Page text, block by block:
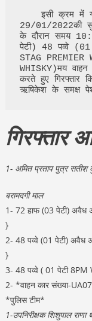
    इसी क्रम में गठित पुलिस टीम द्वारा दिनांक
29/01/2022की
के दौरान समय
पेटी) 48 पव्वे
STAG
WHISKY)मय
करते हुए गिरफ्तार
ऋषिकेश के समक्ष
गिरफ्तार
1- अमित प्रताप पुत्र सतीश
बरामदगी माल
1- 72 हाफ (03 पेटी) अवैध
}
2- 48 पव्वे (01 पेटी) अवैध
}
3- 48 पव्वे ( 01 पेटी 8PM
2- *वाहन कार संख्या-
*पुलिस टीम*
1-उपनिरीक्षक शिशुपाल राणा